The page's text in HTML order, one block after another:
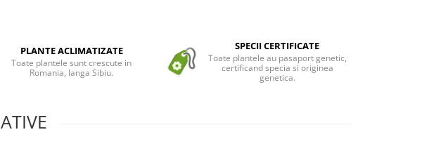
PLANTE ACLIMATIZATE
Toate plantele sunt crescute in
Romania, langa Sibiu.
SPECII CERTIFICATE
Toate plantele au pasaport genetic,
certificand specia si originea
genetica.